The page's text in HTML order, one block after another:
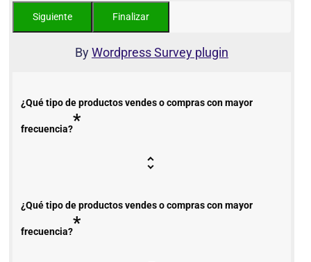
ByWordpress Survey plugin
¿Qué tipo de productos vendes o compras con mayor
frecuencia?*
¿Qué tipo de productos vendes o compras con mayor
frecuencia?*